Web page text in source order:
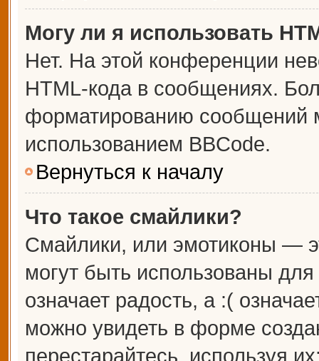
Могу ли я использовать
Нет. На этой конференции
HTML-кода в сообщениях.
форматированию сообщений
использованием BBCode.
Вернуться к началу
Что такое смайлики?
Смайлики, или эмотиконы —
могут быть использованы
означает радость, а :(
можно увидеть в форме
перестарайтесь, используя